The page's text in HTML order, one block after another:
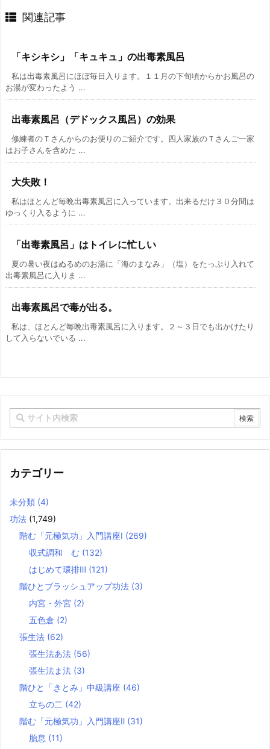
関連記事
「キシキシ」「キュキュ」の出毒素風呂
私は出毒素風呂にほぼ毎日入ります。１１月の下旬頃からかお風呂の
お湯が変わったよう ...
出毒素風呂（デドックス風呂）の効果
修練者のＴさんからのお便りのご紹介です。四人家族のＴさんご一家
はお子さんを含めた ...
大失敗！
私はほとんど毎晩出毒素風呂に入っています。出来るだけ３０分間は
ゆっくり入るように ...
「出毒素風呂」はトイレに忙しい
夏の暑い夜はぬるめのお湯に「海のまなみ」（塩）をたっぷり入れて
出毒素風呂に入りま ...
出毒素風呂で毒が出る。
私は、ほとんど毎晩出毒素風呂に入ります。２～３日でも出かけたり
して入らないでいる ...
カテゴリー
未分類 (4)
功法 (1,749)
階む「元極気功」入門講座Ⅰ (269)
収式調和 む (132)
はじめて環排Ⅲ (121)
階ひとブラッシュアップ功法 (3)
内宮・外宮 (2)
五色倉 (2)
張生法 (62)
張生法あ法 (56)
張生法ま法 (3)
階ひと「きとみ」中級講座 (46)
立ちの二 (42)
階む「元極気功」入門講座Ⅱ (31)
胎息 (11)